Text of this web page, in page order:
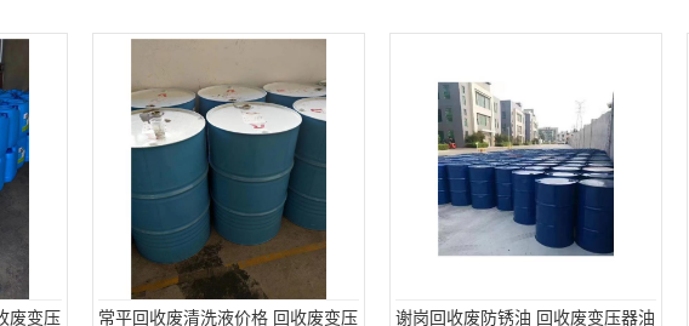
废变压
常平回收废清洗液价格 回收废变压
谢岗回收废防锈油 回收废变压器油